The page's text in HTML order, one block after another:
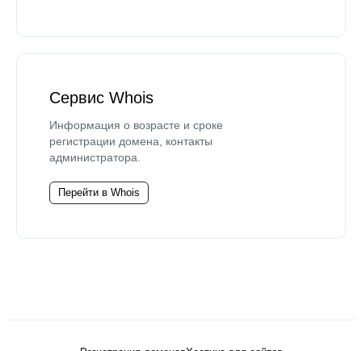
Сервис Whois
Информация о возрасте и сроке
регистрации домена, контакты
администратора.
Перейти в Whois